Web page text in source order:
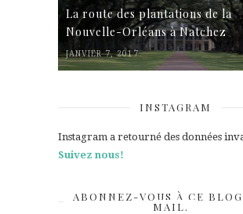
La route des plantations de la
Nouvelle-Orléans à Natchez
JANVIER 7, 2017
INSTAGRAM
Instagram a retourné des données
Suivez nous!
ABONNEZ-VOUS À CE
MAIL.